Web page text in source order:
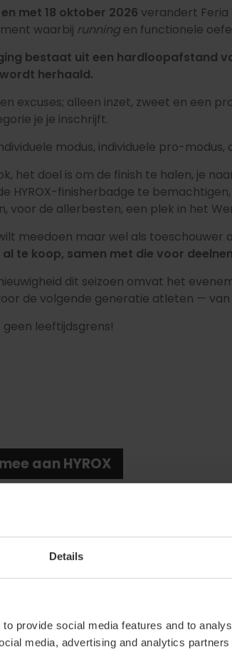
Details
provide social media features and to
media, advertising and analytics
met 18 oktober 2026 verandert
waarbij running en functionele
bestaat uit een hardloopafstand
herhaald.
excuses; alleen inzet, zweet en een
je je inschrijft.
modus, individuele pro-
het doel is om de finish te halen, je
HYROX-finisherbadge te
voor de allerbesten, een plek in het
meedoen maar wel als toeschouwer
al te koop, samen met die voor
dit seizoen omvat het
de volgende generatie atleten — van
leeftijdsgrens!
aan HYROX
- 18/10/2026